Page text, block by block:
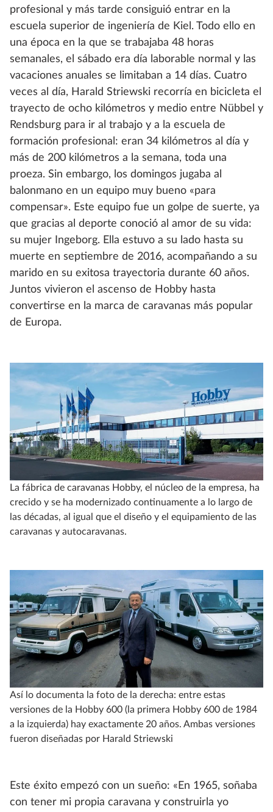
profesional y más tarde consiguió entrar en la
escuela superior de ingeniería de Kiel. Todo ello en
una época en la que se trabajaba 48 horas
semanales, el sábado era día laborable normal y las
vacaciones anuales se limitaban a 14 días. Cuatro
veces al día, Harald Striewski recorría en bicicleta el
trayecto de ocho kilómetros y medio entre Nübbel y
Rendsburg para ir al trabajo y a la escuela de
formación profesional: eran 34 kilómetros al día y
más de 200 kilómetros a la semana, toda una
proeza. Sin embargo, los domingos jugaba al
balonmano en un equipo muy bueno «para
compensar». Este equipo fue un golpe de suerte, ya
que gracias al deporte conoció al amor de su vida:
su mujer Ingeborg. Ella estuvo a su lado hasta su
muerte en septiembre de 2016, acompañando a su
marido en su exitosa trayectoria durante 60 años.
Juntos vivieron el ascenso de Hobby hasta
convertirse en la marca de caravanas más popular
de Europa.
La fábrica de caravanas Hobby, el núcleo de la empresa, ha
crecido y se ha modernizado continuamente a lo largo de
las décadas, al igual que el diseño y el equipamiento de las
caravanas y autocaravanas.
Así lo documenta la foto de la derecha: entre estas
versiones de la Hobby 600 (la primera Hobby 600 de 1984
a la izquierda) hay exactamente 20 años. Ambas versiones
fueron diseñadas por Harald Striewski
Este éxito empezó con un sueño: «En 1965, soñaba
con tener mi propia caravana y construirla yo